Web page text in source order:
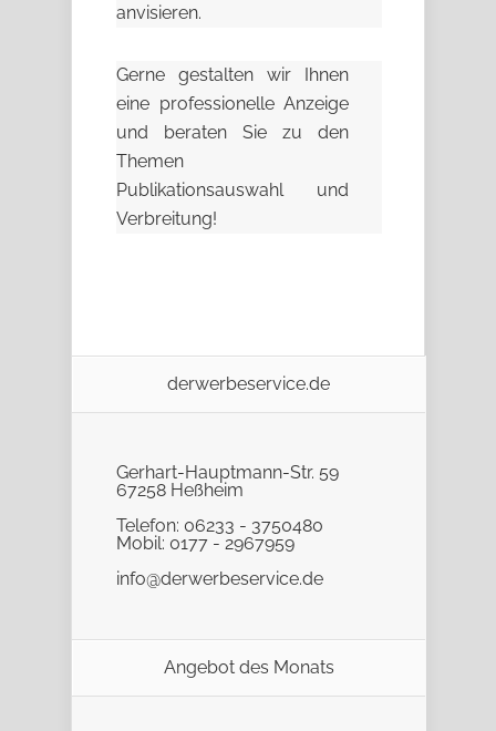
anvisieren.
Gerne gestalten wir Ihnen
eine professionelle Anzeige
und beraten Sie zu den
Themen
Publikationsauswahl und
Verbreitung!
derwerbeservice.de
Gerhart-Hauptmann-Str. 59
67258 Heßheim
Telefon: 06233 - 3750480
Mobil: 0177 - 2967959
info@derwerbeservice.de
Angebot des Monats